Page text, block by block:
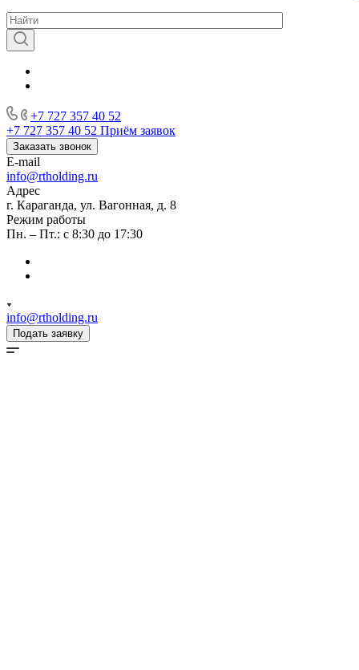
+7 727 357 40 52
+7 727 357 40 52 Приём заявок
Заказать звонок
E-mail
info@rtholding.ru
Адрес
г. Караганда, ул. Вагонная, д. 8
Режим работы
Пн. – Пт.: с 8:30 до 17:30
info@rtholding.ru
Подать заявку